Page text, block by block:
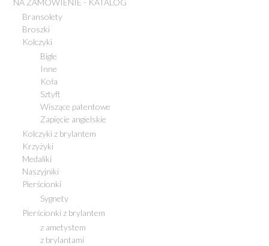
Bransolety
Broszki
Kolczyki
Bigle
Inne
Koła
Sztyft
Wiszące patentowe
Zapięcie angielskie
Kolczyki z brylantem
Krzyżyki
Medaliki
Naszyjniki
Pierścionki
Sygnety
Pierścionki z brylantem
z ametystem
z brylantami